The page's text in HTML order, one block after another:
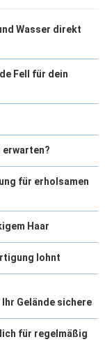
Wasser direkt
Fell für dein
erwarten?
für erholsamen
Haar
lohnt
Gelände sichere
für regelmäßig